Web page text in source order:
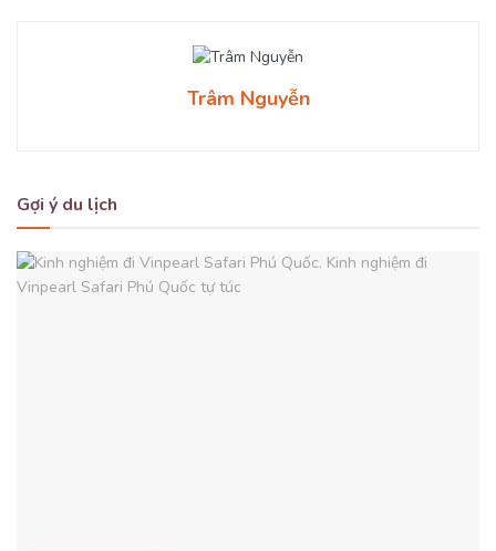
Trâm Nguyễn
Gợi ý du lịch